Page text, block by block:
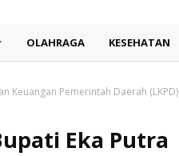
OLAHRAGA KESEHATAN
Keuangan Pemerintah Daerah (LKPD)
Eka Putra